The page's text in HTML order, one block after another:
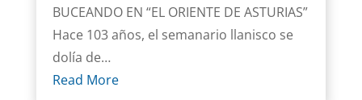
BUCEANDO EN “EL ORIENTE DE ASTURIAS”
Hace 103 años, el semanario llanisco se
dolía de…
Read More